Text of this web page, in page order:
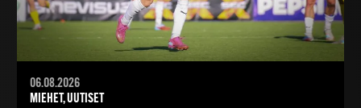
06.08.2026
MIEHET, UUTISET